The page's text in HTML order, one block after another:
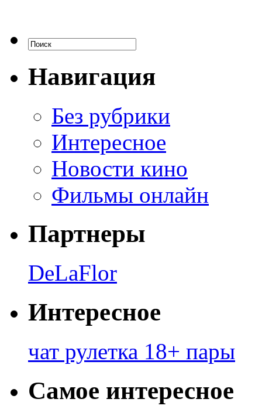
Навигация
Без рубрики
Интересное
Новости кино
Фильмы онлайн
Партнеры
DeLaFlor
Интересное
чат рулетка 18+ пары
Самое интересное